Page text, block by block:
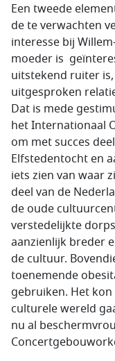
Een tweede
de te verwachten
interesse bij
moeder is
uitstekend ruiter
uitgesproken
Dat is mede
het Internationaal
om met succes
Elfstedentocht en
iets zien van waar
deel van de
de oude
verstedelijkte
aanzienlijk breder
de cultuur.
toenemende
gebruiken. Het
culturele wereld
nu al